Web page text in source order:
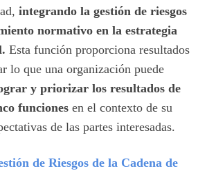
integrando la gestión de riesgos
normativo en la estrategia
Esta función proporciona resultados
lo que una organización puede
y priorizar los resultados de
funciones en el contexto de su
de las partes interesadas.
de Riesgos de la Cadena de